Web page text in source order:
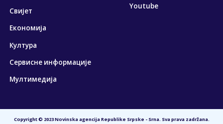
Свијет
Економија
Култура
Сервисне информације
Мултимедија
Youtube
Copyright © 2023 Novinska agencija Republike Srpske - Srna. Sva prava zadržana.